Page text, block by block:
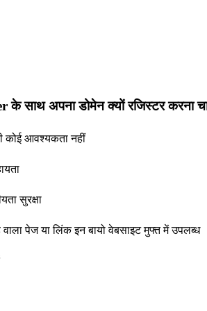
साथ अपना डोमेन क्यों रजिस्टर करना
कोई आवश्यकता नहीं
सुरक्षा
पेज या लिंक इन बायो वेबसाइट मुफ्त में उपलब्ध